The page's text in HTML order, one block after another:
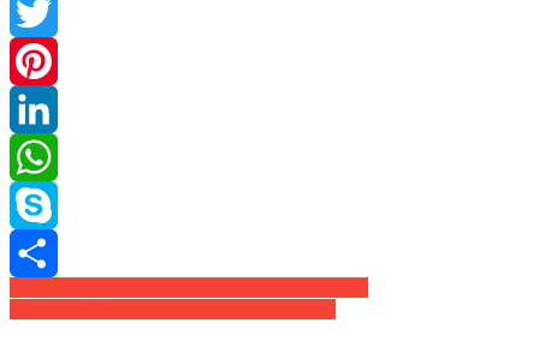
Facebook
Twitter
Pinterest
LinkedIn
WhatsApp
Skype
Share
Navigare
în